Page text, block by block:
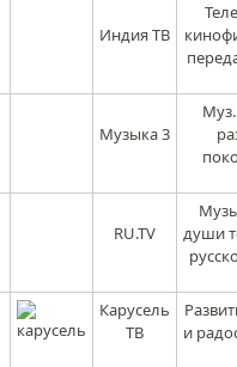
Индия ТВ
Музыка 3
RU.TV
души
Карусель
ТВ
и